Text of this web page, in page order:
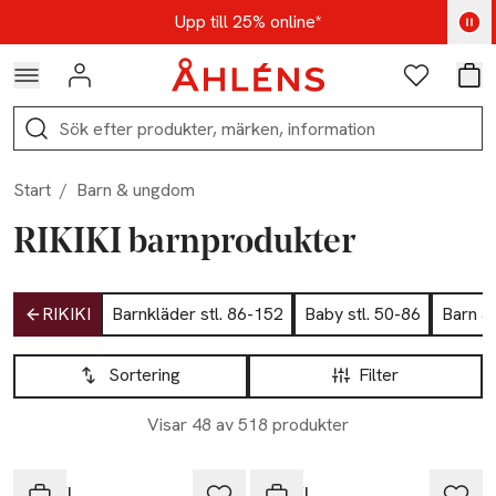
Hoppa till navigationsmenynUpp till 25% online*
Kod: AUG25 - Shoppa nu
Logga in Favoriter
Sök
Start / Barn & ungdom
RIKIKI barnprodukter
Hoppa till produktsidan
RIKIKI Barnkläder stl. 86-152 Baby stl. 50-86
Barn
Hoppa till produktsidan
Filter
Sortering
Visar 48 av 518 produkter
Lista över produkter